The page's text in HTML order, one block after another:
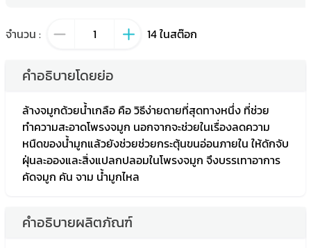
จำนวน : 14ในสต๊อก
คำอธิบายโดยย่อ
ล้างจมูกด้วยน้ำเกลือ คือ วิธีง่ายดายที่สุดทางหนึ่ง ที่ช่วย
ทำความสะอาดโพรงจมูก นอกจากจะช่วยในเรื่องลดความ
หนืดของน้ำมูกแล้วยังช่วยช่วยกระตุ้นขนอ่อนภายใน ให้ดักจับ
ฝุ่นละอองและสิ่งแปลกปลอมในโพรงจมูก จึงบรรเทาอาการ
คัดจมูก คัน จาม น้ำมูกไหล
คำอธิบายผลิตภัณฑ์